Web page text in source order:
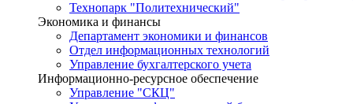
Технопарк "Политехнический"
Экономика и финансы
Департамент экономики и финансов
Отдел информационных технологий
Управление бухгалтерского учета
Информационно-ресурсное обеспечение
Управление "СКЦ"